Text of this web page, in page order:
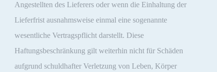
Angestellten des Lieferers oder wenn die Einhaltung der
Lieferfrist ausnahmsweise einmal eine sogenannte
wesentliche Vertragspflicht darstellt. Diese
Haftungsbeschränkung gilt weiterhin nicht für Schäden
aufgrund schuldhafter Verletzung von Leben, Körper